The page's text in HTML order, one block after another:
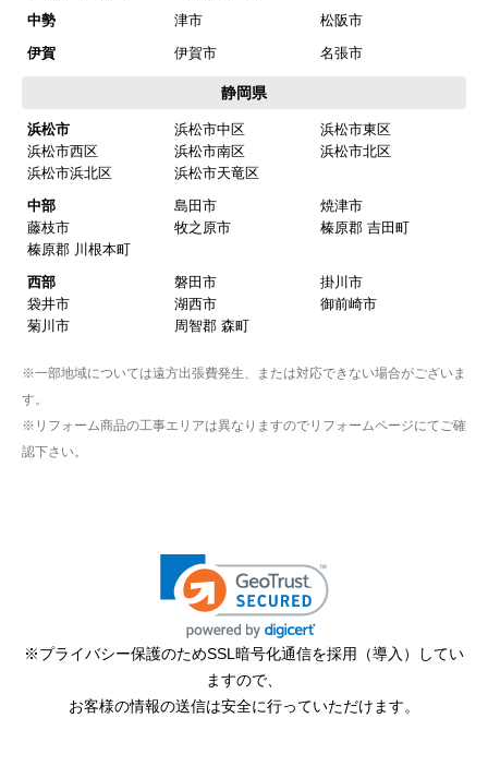
中勢
津市
松阪市
伊賀
伊賀市 名張市
静岡県
浜松市 浜松市中区
浜松市東区
浜松市西区
浜松市南区
浜松市北区
浜松市浜北区
浜松市天竜区
中部
島田市
焼津市
藤枝市
牧之原市
榛原郡 吉田町
榛原郡 川根本町
西部
磐田市
掛川市
袋井市
湖西市
御前崎市
菊川市
周智郡 森町
※一部地域については遠方出張費発生、または対応できない場合がございま
す。
※リフォーム商品の工事エリアは異なりますのでリフォームページにてご確
認下さい。
※プライバシー保護のためSSL暗号化通信を採用（導入）してい
ますので、
お客様の情報の送信は安全に行っていただけます。